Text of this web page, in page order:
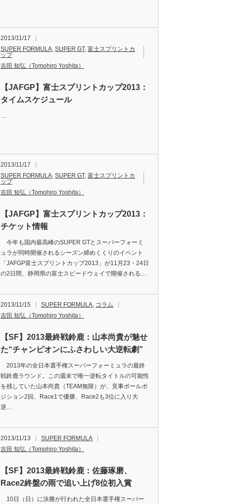
2013/11/17
SUPER FORMULA, SUPER GT, 富士スプリントカ
ップ
吉田 知弘（Tomohiro Yoshita）
【JAFGP】富士スプリントカップ2013：
タイムスケジュール
…
2013/11/17
SUPER FORMULA, SUPER GT, 富士スプリントカ
ップ
吉田 知弘（Tomohiro Yoshita）
【JAFGP】富士スプリントカップ2013：
チケット情報
今年も国内最高峰のSUPER GTとスーパーフォーミ
ュラが同時開催されるシーズン締めくくりのイベント
「JAFGP富士スプリントカップ2013」が11月23・24日
の2日間、静岡県の富士スピードウェイで開催される…
2013/11/15 SUPER FORMULA, コラム
吉田 知弘（Tomohiro Yoshita）
【SF】2013最終戦鈴鹿：山本尚貴が魅せ
た“チャンピオンにふさわしい大逆転劇”
2013年の全日本選手権スーパーフォーミュラの最終
戦鈴鹿ラウンド。この週末で唯一逆転タイトルの可能性
を残していた山本尚貴（TEAM無限）が、見事ポールポ
ジション2回、Race1で優勝、Race2も3位に入り大
逆…
2013/11/13
SUPER FORMULA
吉田 知弘（Tomohiro Yoshita）
【SF】2013最終戦鈴鹿：佐藤琢磨、
Race2終盤の雨で追い上げ8位初入賞
10日（日）に決勝が行われた全日本選手権スーパー